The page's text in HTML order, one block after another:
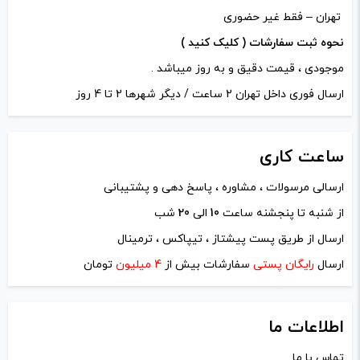
امتیاز شما*
دیدگاه شما *
تهران – فقط غیر حضوری
نحوه ثبت سفارشات ( کلیک کنید )
موجودی ، قیمت دقیق و به روز میباشد .
ارسال فوری داخل تهران 2 ساعت / دیگر شهرها 2 تا 4 روز
ساعت کاری
ارسالی مرسولات ، مشاوره ، پاسخ دهی و پشتیبانی
از شنبه تا پنجشنه ساعت 10 الی 20 شب
ارسال از طریق پست پیشتاز ، تیپاکس ، ترمینال
ارسال رایگان پستی سفارشات بیش از 4 میلیون تومان
اطلاعات ما